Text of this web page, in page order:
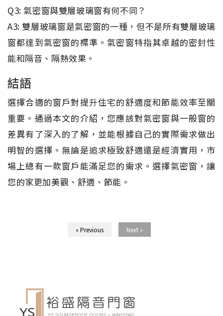
Q3: 氣密窗與雙層玻璃窗有何不同？
A3: 雙層玻璃窗是氣密窗的一種，但不是所有雙層玻璃
窗都達到氣密窗的標準。氣密窗特指其卓越的密封性
能和隔音、隔熱效果。
結語
選擇合適的窗戶對提升住宅的舒適度和節能效率至關
重要。通過本文的介紹，您應該對氣密窗與一般窗的
差異有了深入的了解，並能根據自己的實際需求做出
明智的選擇。無論是追求極致舒適還是經濟實用，市
場上總有一款窗戶能滿足您的需求。選擇氣密窗，讓
您的家更加美觀、舒適、節能。
« Previous Next »